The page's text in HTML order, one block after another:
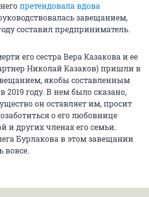
претендовала вдова
завещанием,
составил предприниматель.
его сестра Вера Казакова и ее
Николай Казаков) пришли в
якобы составленным
году. В нем было сказано,
он оставляет им, просит
о его любовнице
и других членах его семьи.
Бурлакова в этом завещании
вовсе.